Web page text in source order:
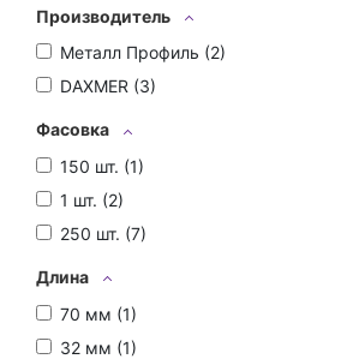
Производитель
Металл Профиль (2)
DAXMER (3)
Фасовка
150 шт. (1)
1 шт. (2)
250 шт. (7)
Длина
70 мм (1)
32 мм (1)